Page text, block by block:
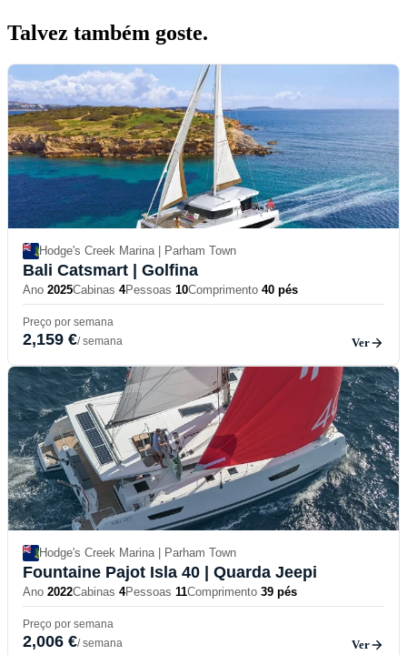
Talvez também goste.
Hodge's Creek Marina | Parham Town
Bali Catsmart | Golfina
Ano 2025Cabinas 4Pessoas 10Comprimento 40 pés
Preço por semana
2,159 €/ semana Ver
Hodge's Creek Marina | Parham Town
Fountaine Pajot Isla 40 | Quarda Jeepi
Ano 2022Cabinas 4Pessoas 11Comprimento 39 pés
Preço por semana
2,006 €/ semana Ver